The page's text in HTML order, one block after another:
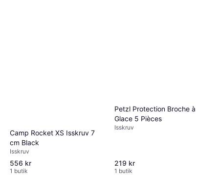
Camp Rocket XS Isskruv 7
cm Black
Isskruv
556 kr
1 butik
Petzl Protection Broche à
Glace 5 Pièces
Isskruv
219 kr
1 butik